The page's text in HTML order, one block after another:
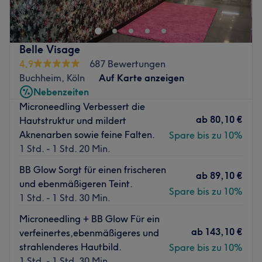
Gesichtsbehandlungen mit hochwertigen Produkten.
Überzeuge dich selbst und buche deinen Termin direkt
über die Treatwell-App.
Nächste öffentliche Verkehrsmittel:
Nur 2 Gehminuten entfern, befindet sich die
Bushaltestelle Bodinusstr. in Köln.
Das Team:
Inhaberin Nadia macht es dir mit ihrer freundlichen &
zuvorkommenden Art leicht, dass du dich direkt
sie dich umfassend beraten und die für dich perfekt
passende Behandlung anbieten. Du kannst Deutsch,
Englisch & Arabisch mit ihr sprechen.
Was uns an dem Salon gefällt:
Atmosphäre: Einladend, modern, edel.
Expertise: Gesichtsbehandlungen, Augenbrauen- &
Belle Visage
4,9
687 Bewertungen
Buchheim, Köln
Auf Karte anzeigen
Nebenzeiten
Microneedling Verbessert die
Hautstruktur und mildert
Aknenarben sowie feine Falten.
1 Std. - 1 Std. 20 Min.
ab 80,10 €
Spare bis zu 10%
BB Glow Sorgt für einen frischeren
und ebenmäßigeren Teint.
1 Std. - 1 Std. 30 Min.
ab 89,10 €
Spare bis zu 10%
Microneedling + BB Glow Für ein
verfeinertes,ebenmäßigeres und
strahlenderes Hautbild.
ab 143,10 €
Spare bis zu 10%